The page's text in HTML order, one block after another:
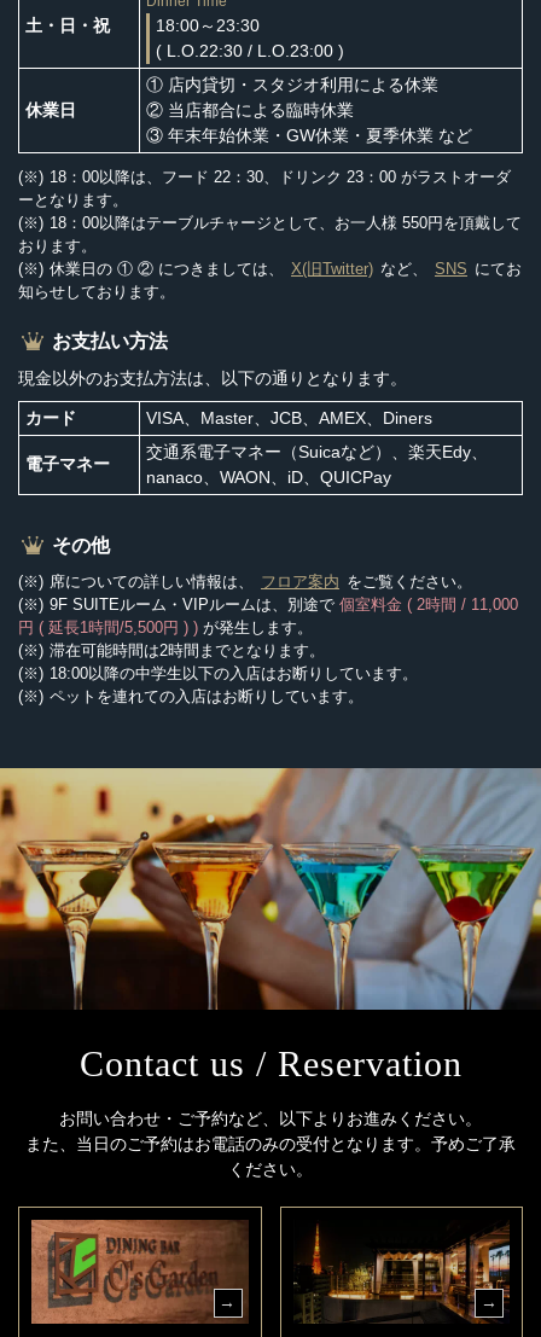
土・日・祝
18:00～23:30
( L.O.22:30 / L.O.23:00 )
休業日
① 店内貸切・スタジオ利用による休業
② 当店都合による臨時休業
③ 年末年始休業・GW休業・夏季休業 など
18：00以降は、フード 22：30、ドリンク 23：00 がラストオーダ
ーとなります。
18：00以降はテーブルチャージとして、お一人様 550円を頂戴して
おります。
休業日の ① ② につきましては、
X(旧Twitter) など、 SNS にてお
知らせしております。
お支払い方法
現金以外のお支払方法は、以下の通りとなります。
カード VISA、Master、JCB、AMEX、Diners
電子マネー
交通系電子マネー（Suicaなど）、楽天Edy、
nanaco、WAON、iD、QUICPay
その他
席についての詳しい情報は、 フロア案内 をご覧ください。
9F SUITEルーム・VIPルームは、別途で 個室料金 ( 2時間 / 11,000
円 ( 延長1時間/5,500円 ) ) が発生します。
滞在可能時間は2時間までとなります。
18:00以降の中学生以下の入店はお断りしています。
ペットを連れての入店はお断りしています。
Contact us / Reservation
お問い合わせ・ご予約など、以下よりお進みください。
また、当日のご予約はお電話のみの受付となります。予めご了承
ください。